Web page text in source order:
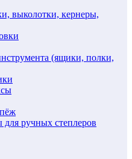
выколотки, кернеры,
(ящики, полки,
для ручных степлеров